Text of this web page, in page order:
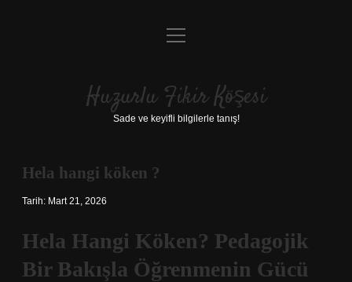
Anasayfa
Yasal Uyarı
menüyü
Huzurlu Fikir Köşesi
Sade ve keyifli bilgilerle tanış!
Hela hangi köken ?
Tarih: Mart 21, 2026
Hela Hangi Köken? Pedagojik
Bir Bakışla Öğrenmenin Gücü